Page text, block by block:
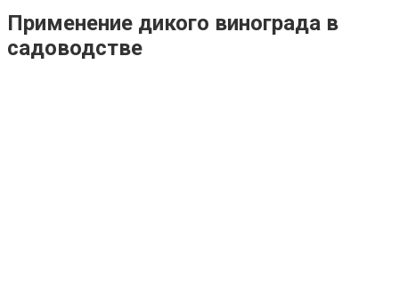
Применение дикого винограда в
садоводстве